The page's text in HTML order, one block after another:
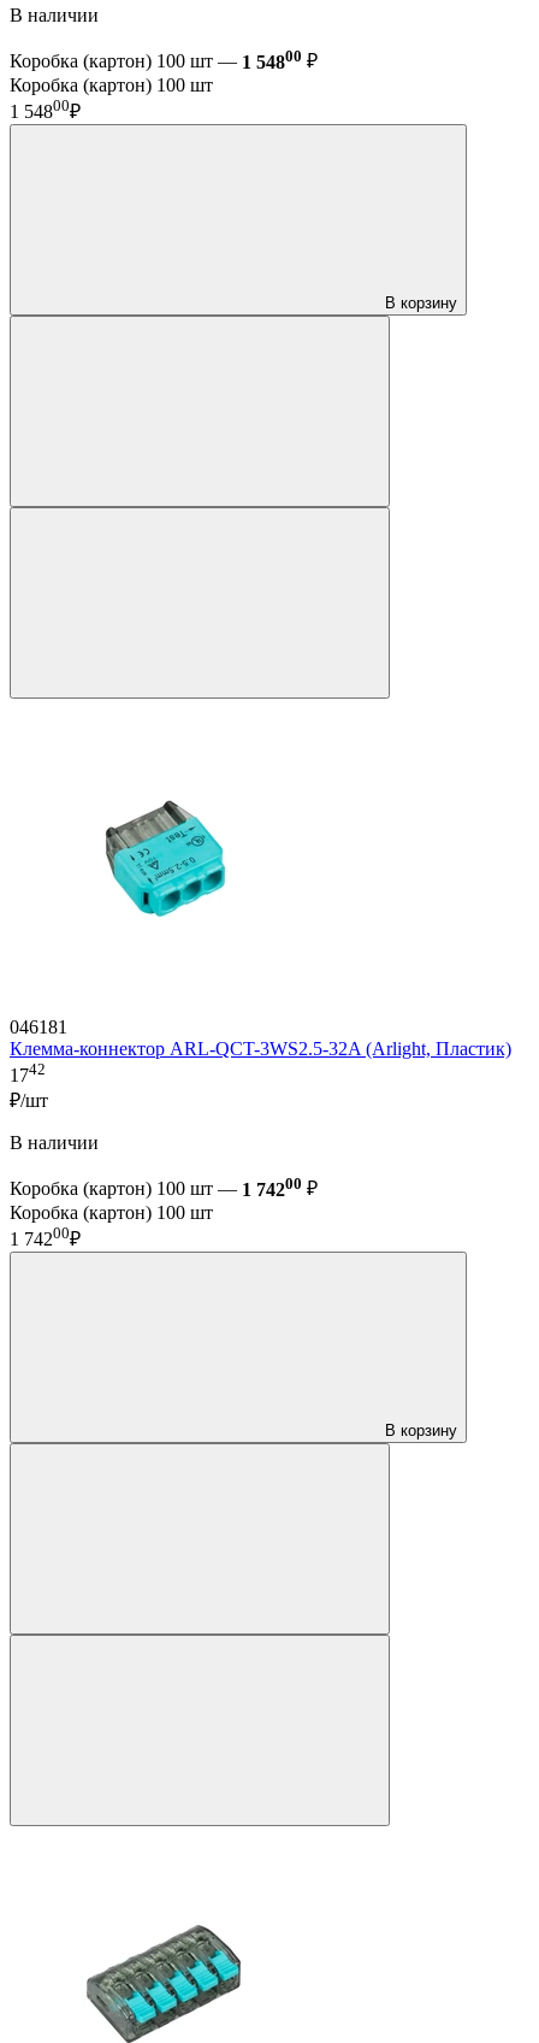
В наличии
Коробка (картон) 100 шт — 1 54800 ₽
Коробка (картон) 100 шт
1 54800₽
В корзину
046181
Клемма-коннектор ARL-QCT-3WS2.5-32A (Arlight, Пластик)
1742
₽/шт
В наличии
Коробка (картон) 100 шт — 1 74200 ₽
Коробка (картон) 100 шт
1 74200₽
В корзину